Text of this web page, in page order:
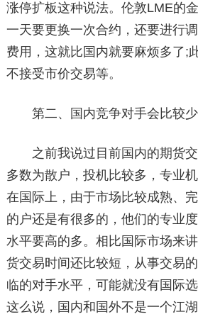
涨停扩板这种说法。伦敦LME的
一天要更换一次合约，还要进行
费用，这就比国内就要麻烦多了;
不接受市价交易等。
第二、国内竞争对手会比较少
之前我说过目前国内的期货交
多数为散户，投机比较多，专业
在国际上，由于市场比较成熟、
的户还是有很多的，他们的专业
水平要高的多。相比国际市场来
货交易时间还比较短，从事交易
临的对手水平，可能就没有国际
这么说，国内和国外不是一个江